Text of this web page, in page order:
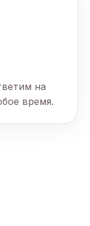
на
время.